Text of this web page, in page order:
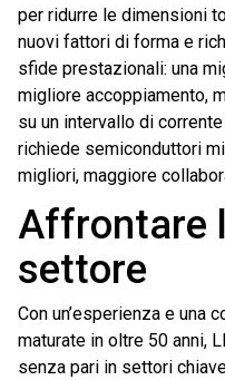
per ridurre le dimensioni
nuovi fattori di forma e
sfide prestazionali: una
migliore accoppiamento,
su un intervallo di
richiede semiconduttori
migliori, maggiore
Affrontare
settore
Con un’esperienza e una
maturate in oltre 50 anni,
senza pari in settori